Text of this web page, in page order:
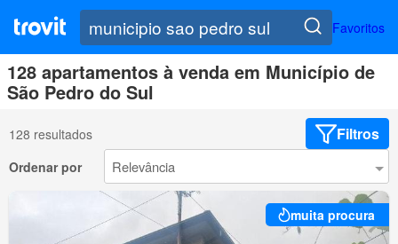
Favoritos
128 apartamentos à venda em Município de
São Pedro do Sul
128 resultados Filtros
Ordenar por
muita procura